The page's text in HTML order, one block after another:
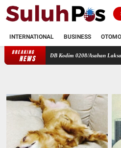
INTERNATIONAL BUSINESS
BREAKING
NEWS
17/DB Kodim 0208/Asahan Laksanakan